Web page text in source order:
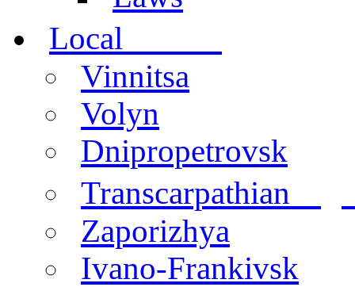
Local
Vinnitsa
Volyn
Dnipropetrovsk
Transcarpathian
Zaporizhya
Ivano-Frankivsk